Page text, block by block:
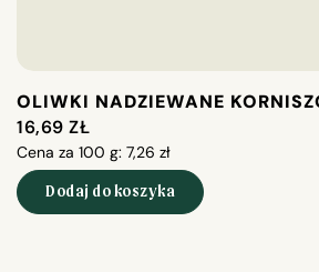
OLIWKI NADZIEWANE
16,69 ZŁ
Cena za 100 g: 7,26 zł
Dodaj do koszyka